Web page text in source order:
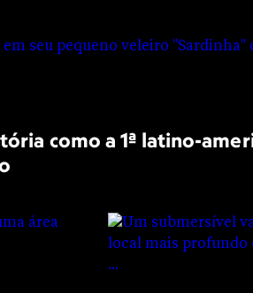
como a 1ª latino-